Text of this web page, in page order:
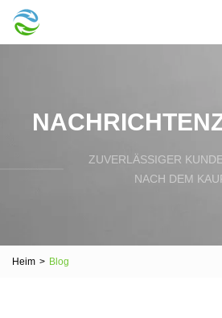
ZUVERLÄSSIGER
NACH DEM
Heim > Blog